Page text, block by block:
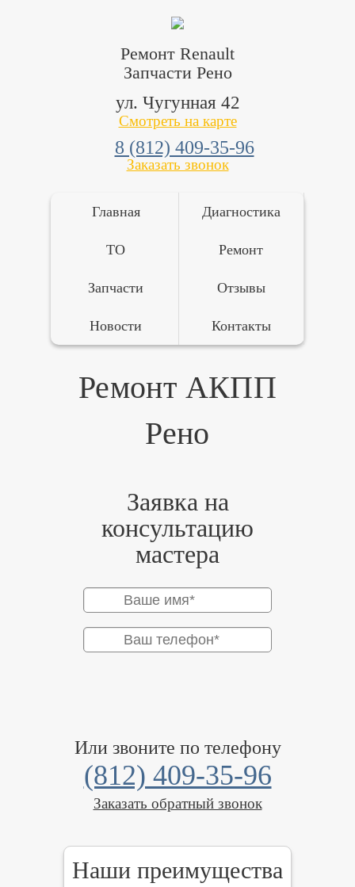
Ремонт Renault
Запчасти Рено
ул. Чугунная 42
Смотреть на карте
8 (812) 409-35-96
Заказать звонок
Главная
ТО
Диагностика
Ремонт
Запчасти Отзывы
Новости Контакты
Ремонт АКПП
Рено
Заявка на
консультацию
мастера
Или звоните по телефону
(812) 409-35-96
Заказать обратный звонок
Наши преимущества